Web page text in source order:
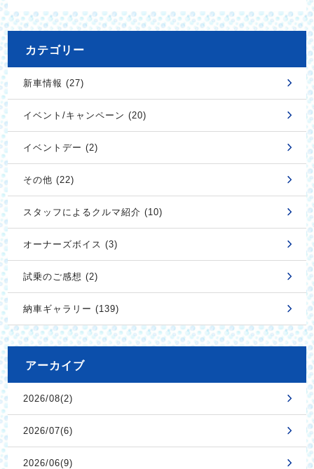
カテゴリー
新車情報 (27)
イベント/キャンペーン (20)
イベントデー (2)
その他 (22)
スタッフによるクルマ紹介 (10)
オーナーズボイス (3)
試乗のご感想 (2)
納車ギャラリー (139)
アーカイブ
2026/08(2)
2026/07(6)
2026/06(9)